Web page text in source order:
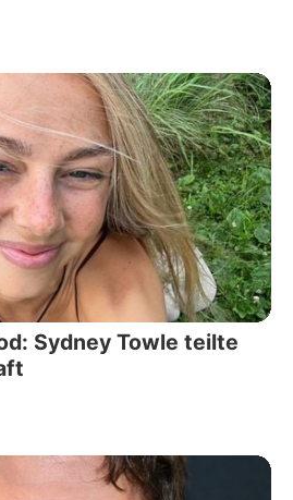
Sydney Towle teilte